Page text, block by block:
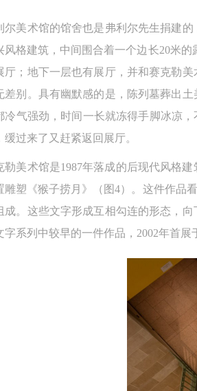
尔美术馆的馆舍也是弗利尔先生捐建
风格建筑，中间围合着一个边长20米
厅；地下一层也有展厅，并和赛克勒
差别。具有幽默感的是，陈列墓葬出
冷气强劲，时间一长就冻得手脚冰凉
缓过来了又赶紧返回展厅。
勒美术馆是1987年落成的后现代风格
雕塑《猴子捞月》（图4）。这件作品
成。这些文字形成互相勾连的形态，
字系列中较早的一件作品，2002年首
何非事故当
参与活动者
行，并正确
造成个人受
坏。参与活
动中任何非
中央美术学
民法院关于
的有关规定
系，经双方
协议：
一、 一般约定
（1）、甲
何非事故当
参与活动者
行，并正确
造成个人受
坏。参与活
动中任何非
中央美术学
民法院关于
的有关规定
系，经双方
协议：
一、 一般约定
（1）、甲
何非事故当
参与活动者
行，并正确
造成个人受
坏。参与活
动中任何非
中央美术学
民法院关于
的有关规定
系，经双方
协议：
一、 一般约定
（1）、甲